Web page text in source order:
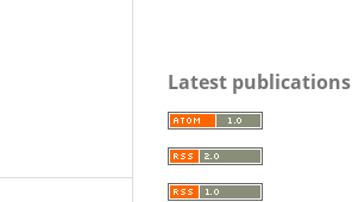
Latest publications